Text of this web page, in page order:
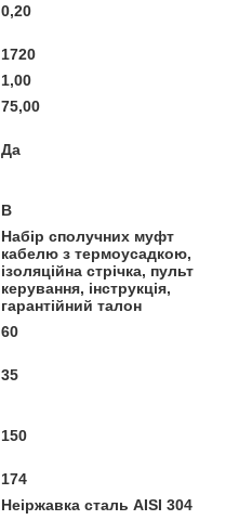
0,20
1720
1,00
75,00
Да
B
Набір сполучних муфт
кабелю з термоусадкою,
ізоляційна стрічка, пульт
керування, інструкція,
гарантійний талон
60
35
150
174
Неіржавка сталь AISI 304